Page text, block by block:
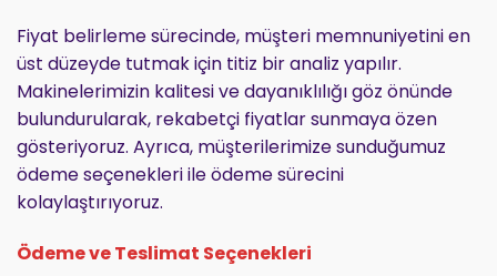
Fiyat belirleme sürecinde, müşteri memnuniyetini en
üst düzeyde tutmak için titiz bir analiz yapılır.
Makinelerimizin kalitesi ve dayanıklılığı göz önünde
bulundurularak, rekabetçi fiyatlar sunmaya özen
gösteriyoruz. Ayrıca, müşterilerimize sunduğumuz
ödeme seçenekleri ile ödeme sürecini
kolaylaştırıyoruz.
Ödeme ve Teslimat Seçenekleri